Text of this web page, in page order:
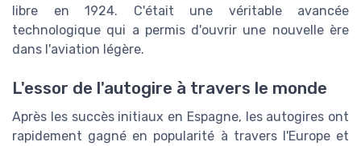
libre en 1924. C'était une véritable avancée
technologique qui a permis d'ouvrir une nouvelle ère
dans l'aviation légère.
L'essor de l'autogire à travers le monde
Après les succès initiaux en Espagne, les autogires ont
rapidement gagné en popularité à travers l'Europe et